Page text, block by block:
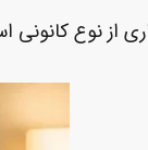
از نوع